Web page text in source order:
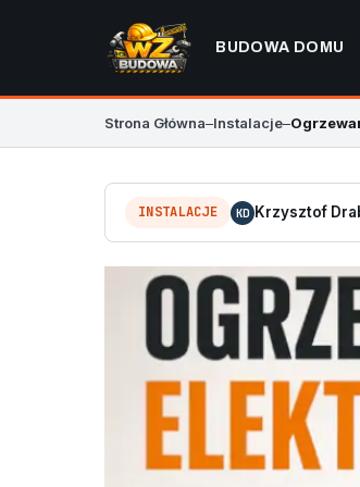
BUDOWA DOMU
Strona Główna–Instalacje–
INSTALACJE KD Krzysztof